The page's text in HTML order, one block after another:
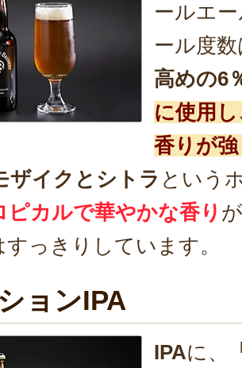
ールエ
ール度
高めの6
に使用
香りが
ザイクとシトラ という
ピカルで華やかな香り
っきりしています。
ョンIPA
IPAに、